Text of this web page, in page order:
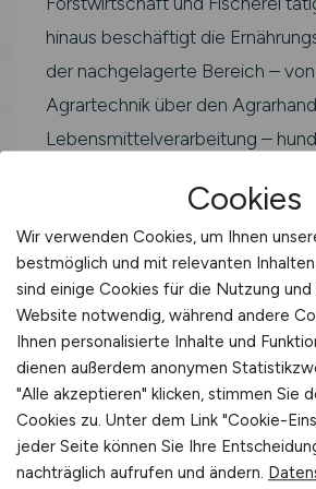
hinaus beschäftigt die
der nachgelagerte Bereich –
Agrartechnik über den
Lebensmittelverarbeitung –
Zierpflanzengaertnerin arbeitest
Kernbereich der grünen
Einsatzfelder sind
Agrarunternehmen,
Beratungsdienste, Verbände
und Prüfinstitutionen in
Region in Bayern.
Cookies
Wir verwenden Cookies, um Ihnen
bestmöglich und mit relevanten
sind einige Cookies für die Nutzung
Website notwendig, während andere
Ihnen personalisierte Inhalte und
dienen außerdem anonymen
"Alle akzeptieren" klicken, stimmen Sie
Cookies zu. Unter dem Link "Cookie-
jeder Seite können Sie Ihre
nachträglich aufrufen und ändern.